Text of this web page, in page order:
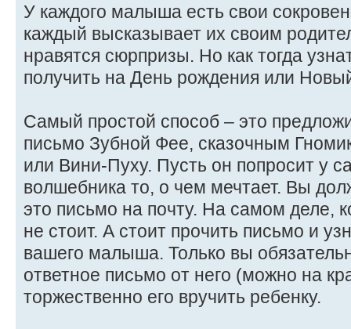
У каждого малыша есть свои
каждый высказывает их своим
нравятся сюрпризы. Но как тогда
получить на День рождения или
Самый простой способ – это
письмо Зубной Фее, сказочным
или Вини-Пуху. Пусть он попросит у
волшебника то, о чем мечтает. Вы
это письмо на почту. На самом деле,
не стоит. А стоит прочить письмо и
вашего малыша. Только вы
ответное письмо от него (можно на
торжественно его вручить ребенку.